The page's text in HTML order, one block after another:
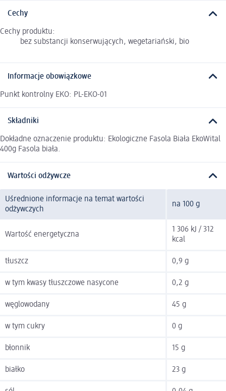
Cechy
Cechy produktu:
bez substancji konserwujących, wegetariański, bio
Informacje obowiązkowe
Punkt kontrolny EKO: PL-EKO-01
Składniki
Dokładne oznaczenie produktu: Ekologiczne Fasola Biała EkoWital
400g Fasola biała.
Wartości odżywcze
Uśrednione informacje na temat wartości
odżywczych
na 100 g
Wartość energetyczna
1 306 kJ / 312
kcal
tłuszcz 0,9 g
w tym kwasy tłuszczowe nasycone 0,2 g
węglowodany 45 g
w tym cukry 0 g
błonnik 15 g
białko 23 g